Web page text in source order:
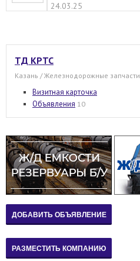
24.03.25
ТД КРТС
Казань / Железнодорожные запчасти
Визитная карточка
Объявления 10